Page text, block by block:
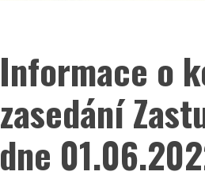
Informace o
zasedání
dne